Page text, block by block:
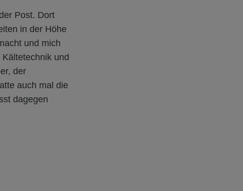
Post. Dort
in der Höhe
und mich
und
der
auch mal die
dagegen